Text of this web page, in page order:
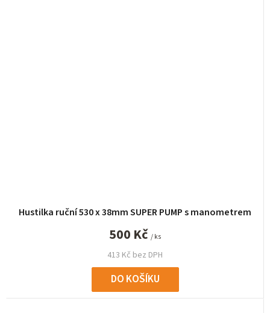
Hustilka ruční 530 x 38mm SUPER PUMP s manometrem
413 Kč bez DPH
500 Kč / ks
DO KOŠÍKU